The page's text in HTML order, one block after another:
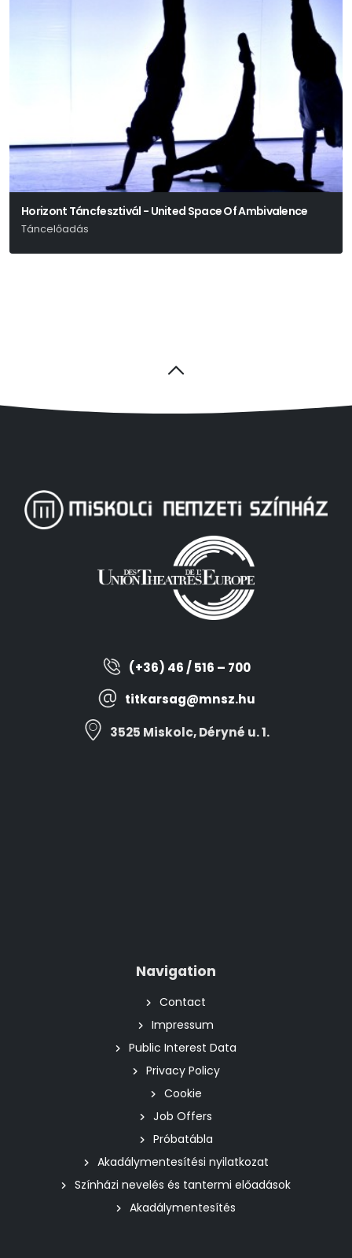
Horizont Táncfesztivál - United Space Of Ambivalence
Táncelőadás
(+36) 46 / 516 – 700
titkarsag@mnsz.hu
3525 Miskolc, Déryné u. 1.
Navigation
Contact
Impressum
Public Interest Data
Privacy Policy
Cookie
Job Offers
Próbatábla
Akadálymentesítési nyilatkozat
Színházi nevelés és tantermi előadások
Akadálymentesítés